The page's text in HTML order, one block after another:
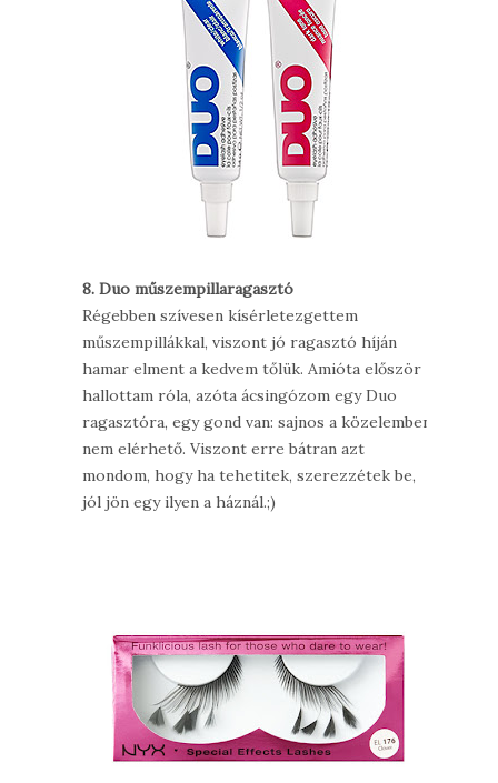
8. Duo műszempillaragasztó
Régebben szívesen kísérletezgettem
műszempillákkal, viszont jó ragasztó híján
hamar elment a kedvem tőlük. Amióta először
hallottam róla, azóta ácsingózom egy Duo
ragasztóra, egy gond van: sajnos a közelemben
nem elérhető. Viszont erre bátran azt
mondom, hogy ha tehetitek, szerezzétek be,
jól jön egy ilyen a háznál.;)